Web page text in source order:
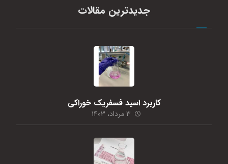
جدیدترین مقالات
کاربرد اسید فسفریک خوراکی
۳ مرداد، ۱۴۰۳